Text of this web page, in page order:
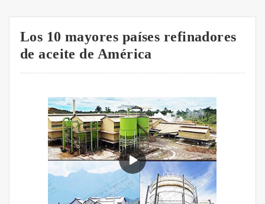
Los 10 mayores países refinadores
de aceite de América